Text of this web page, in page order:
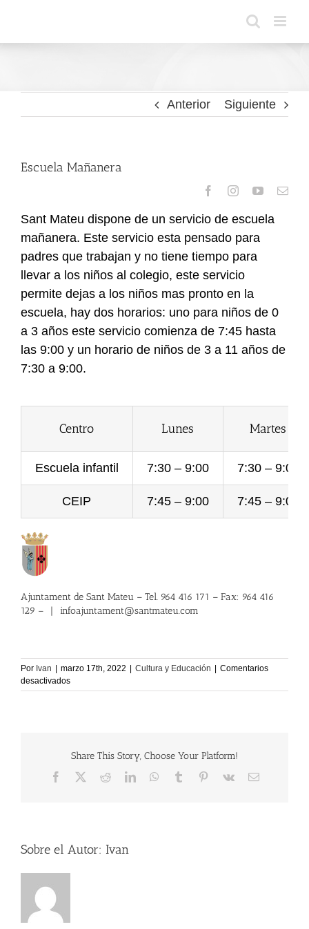
contenido
Anterior Siguiente
Escuela Mañanera
Sant Mateu dispone de un servicio de escuela
mañanera. Este servicio esta pensado para
padres que trabajan y no tiene tiempo para
llevar a los niños al colegio, este servicio
permite dejas a los niños mas pronto en la
escuela, hay dos horarios: uno para niños de 0
a 3 años este servicio comienza de 7:45 hasta
las 9:00 y un horario de niños de 3 a 11 años de
7:30 a 9:00.
Centro Lunes Martes
Escuela infantil 7:30 – 9:00 7:30 – 9:00
CEIP 7:45 – 9:00 7:45 – 9:00
Ajuntament de Sant Mateu – Tel. 964 416 171 – Fax: 964 416
129 –
| infoajuntament@santmateu.com
Por Ivan marzo 17th, 2022 Cultura y Educación
Comentarios
desactivadosen
Escuela
Share This Story, Choose Your Platform!
Facebook RedditLinkedInWhatsApp
Tumblr Pinterest
Vk
Correo
Sobre el Autor: Ivan